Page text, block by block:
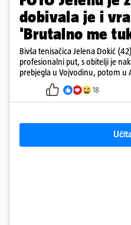
dobivala je i
'Brutalno me
Bivša tenisačica Jelena Dokić
profesionalni put, s obitelji je
prebjegla u Vojvodinu, potom u
18